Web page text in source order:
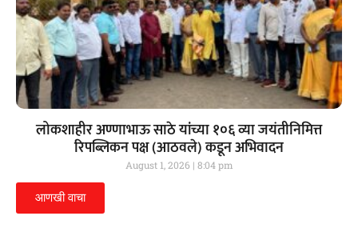
लोकशाहीर अण्णाभाऊ साठे यांच्या १०६ व्या जयंतीनिमित्त
रिपब्लिकन पक्ष (आठवले) कडून अभिवादन
August 1, 2026 8:04 pm
आणखी वाचा